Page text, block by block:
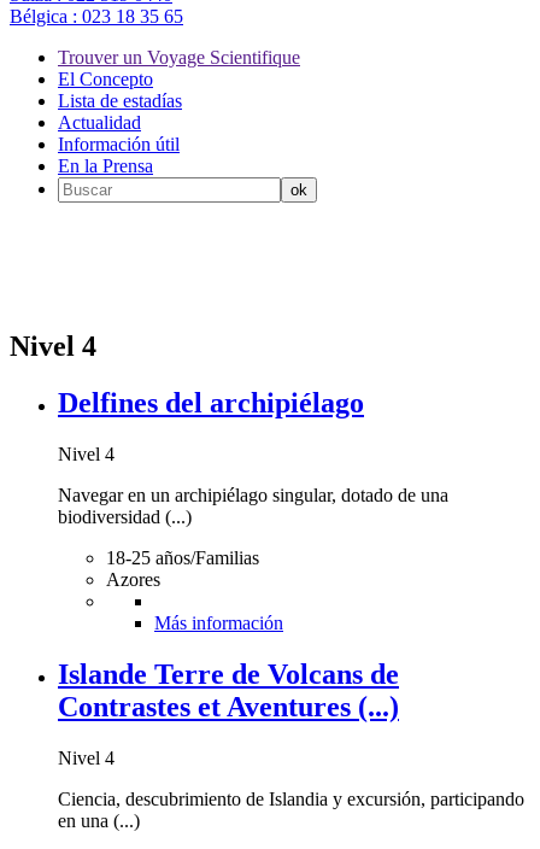
Bélgica : 023 18 35 65
Trouver un Voyage Scientifique
El Concepto
Lista de estadías
Actualidad
Información útil
En la Prensa
Nivel 4
Delfines del archipiélago
Nivel 4
Navegar en un archipiélago singular, dotado de una
biodiversidad (...)
18-25 años/Familias
Azores
Más información
Islande Terre de Volcans de
Contrastes et Aventures (...)
Nivel 4
Ciencia, descubrimiento de Islandia y excursión, participando
en una (...)